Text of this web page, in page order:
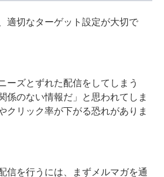
適切なターゲット設定が大切で
ーズとずれた配信をしてしまう
係のない情報だ」と思われてしま
クリック率が下がる恐れがありま
信を行うには、まずメルマガを通